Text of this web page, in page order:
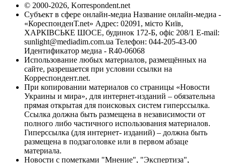
© 2000-2026, Korrespondent.net
Субъект в сфере онлайн-медиа Название онлайн-медиа -
«КореспонденТ.net» Адрес: 02091, місто Київ,
ХАРКІВСЬКЕ ШОСЕ, будинок 172-Б, офіс 208/1 E-mail:
sunlight@mediadim.com.ua Телефон: 044-205-43-00
Идентификатор медиа - R40-06068
Использование любых материалов, размещённых на
сайте, разрешается при условии ссылки на
Корреспондент.net.
При копировании материалов со страницы «Новости
Украины и мира», для интернет-изданий – обязательна
прямая открытая для поисковых систем гиперссылка.
Ссылка должна быть размещена в независимости от
полного либо частичного использования материалов.
Гиперссылка (для интернет- изданий) – должна быть
размещена в подзаголовке или в первом абзаце
материала.
Новости с пометками "Мнение", "Экспертиза",